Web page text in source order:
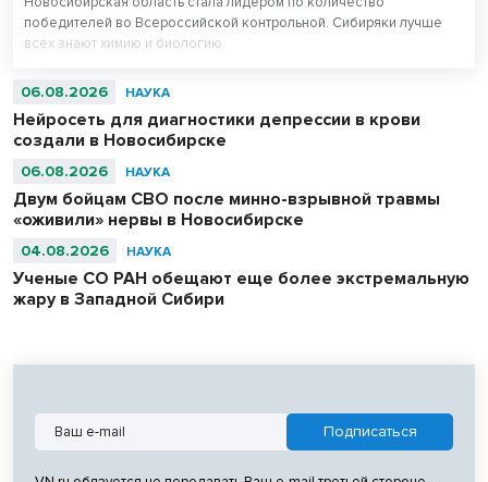
победителей во Всероссийской контрольной. Сибиряки лучше
всех знают химию и биологию.
06.08.2026 НАУКА
Нейросеть для диагностики депрессии в крови
создали в Новосибирске
06.08.2026 НАУКА
Двум бойцам СВО после минно-взрывной травмы
«оживили» нервы в Новосибирске
04.08.2026 НАУКА
Ученые СО РАН обещают еще более экстремальную
жару в Западной Сибири